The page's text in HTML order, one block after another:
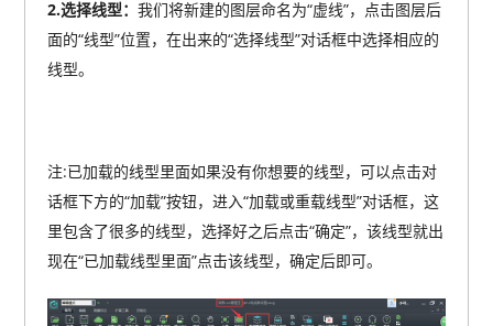
2.选择线型：我们将新建的图层命名为“虚线”，点击图层后
面的“线型”位置，在出来的“选择线型”对话框中选择相应的
线型。
注:已加载的线型里面如果没有你想要的线型，可以点击对
话框下方的“加载”按钮，进入“加载或重载线型”对话框，这
里包含了很多的线型，选择好之后点击“确定”，该线型就出
现在“已加载线型里面”点击该线型，确定后即可。